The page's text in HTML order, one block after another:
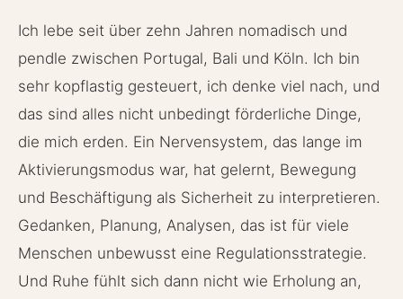
Ich lebe seit über zehn Jahren nomadisch und
pendle zwischen Portugal, Bali und Köln. Ich bin
sehr kopflastig gesteuert, ich denke viel nach, und
das sind alles nicht unbedingt förderliche Dinge,
die mich erden. Ein Nervensystem, das lange im
Aktivierungsmodus war, hat gelernt, Bewegung
und Beschäftigung als Sicherheit zu interpretieren.
Gedanken, Planung, Analysen, das ist für viele
Menschen unbewusst eine Regulationsstrategie.
Und Ruhe fühlt sich dann nicht wie Erholung an,